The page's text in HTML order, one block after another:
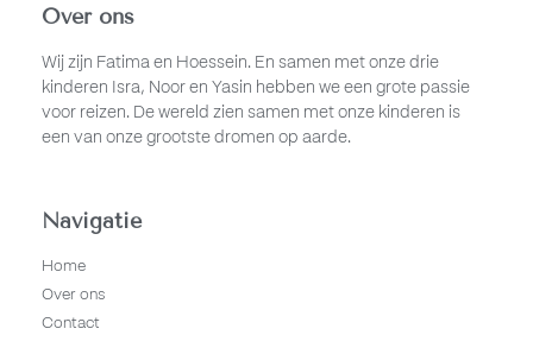
Over ons
Wij zijn Fatima en Hoessein. En samen met onze drie
kinderen Isra, Noor en Yasin hebben we een grote passie
voor reizen. De wereld zien samen met onze kinderen is
een van onze grootste dromen op aarde.
Navigatie
Home
Over ons
Contact